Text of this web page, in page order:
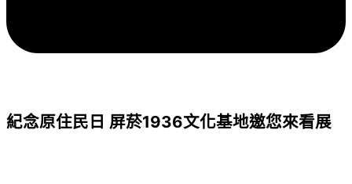
紀念原住民日 屏菸1936文化基地邀您來看展